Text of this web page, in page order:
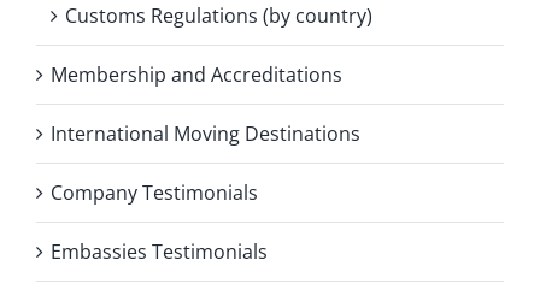
Customs Regulations (by country)
Membership and Accreditations
International Moving Destinations
Company Testimonials
Embassies Testimonials